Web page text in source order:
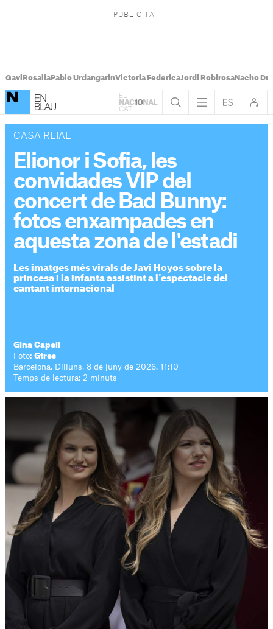
Gavi RosalíaPablo UrdangarinVictoria FedericaJordi RobirosaNacho
CASA REIAL
Elionor i Sofia, les
convidades VIP del
concert de Bad Bunny:
fotos enxampades en
aquesta zona de l'estadi
Les imatges més virals de Javi Hoyos sobre la
princesa i la infanta assistint a l'espectacle del
cantant internacional
Gina Capell
Foto:Gtres
Barcelona. Dilluns, 8 de juny de 2026. 11:10
Temps de lectura: 2 minuts